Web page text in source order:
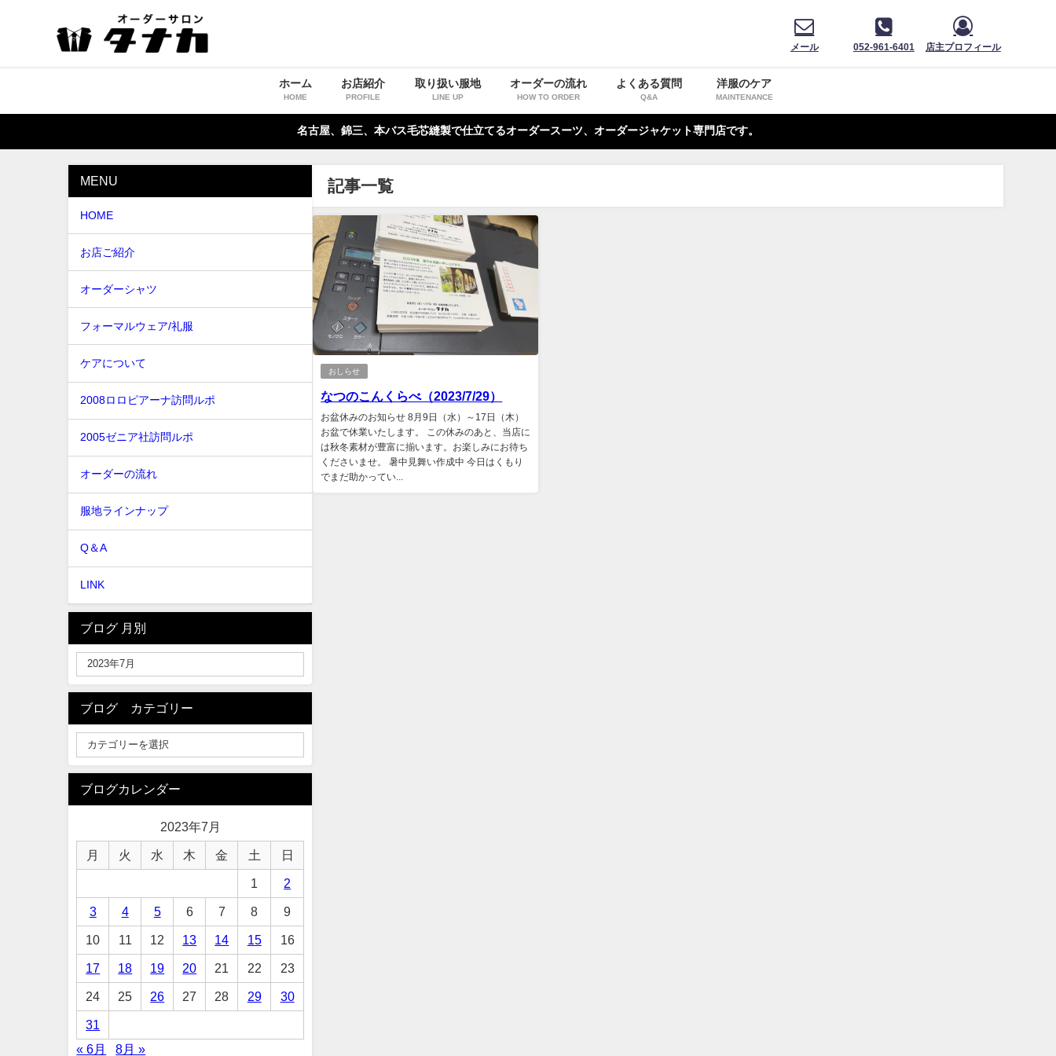
メール 052-961-6401 店主プロフィール
ホーム
HOME
お店紹介
PROFILE
取り扱い服地
LINE UP
オーダーの流れ
HOW TO ORDER
よくある質問
Q&A
洋服のケア
MAINTENANCE
名古屋、錦三、本バス毛芯縫製で仕立てるオーダースーツ、オーダージャケット専門店です。
記事一覧
おしらせ
なつのこんくらべ（2023/7/29）
お盆休みのお知らせ 8月9日（水）～17日（木）
お盆で休業いたします。 この休みのあと、当店に
は秋冬素材が豊富に揃います。お楽しみにお待ち
くださいませ。 暑中見舞い作成中 今日はくもり
でまだ助かってい...
MENU
HOME
お店ご紹介
オーダーシャツ
フォーマルウェア/礼服
ケアについて
2008ロロピアーナ訪問ルポ
2005ゼニア社訪問ルポ
オーダーの流れ
服地ラインナップ
Q＆A
LINK
ブログ 月別
ブログ カテゴリー
ブログカレンダー
2023年7月
月 火 水 木 金 土 日
1 2
3 4 5 6 7 8 9
10 11 12 13 14 15 16
17 18 19 20 21 22 23
24 25 26 27 28 29 30
31
« 6月
8月 »